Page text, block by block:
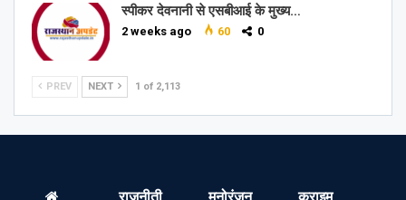
स्पीकर देवनानी से एसबीआई के मुख्य…
2 weeks ago 60 0
PREV NEXT 1 of 2,113